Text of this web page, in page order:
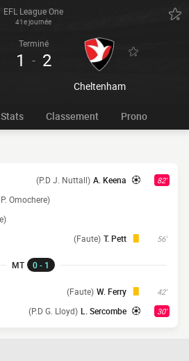
EFL League One
41e journée
Terminé
1 - 2
Cheltenham
Stats Classement Prono
82'
A. Keena
(P.D J. Nuttall)
Omochere)
56'
T. Pett
(Faute)
MT 0 - 1
42'
W. Ferry
(Faute)
30'
L. Sercombe
(P.D G. Lloyd)